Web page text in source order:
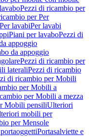
Pezzi di ricambio per
per Per
lavabiPer lavabi
Piani per lavaboPezzi di
appoggio
da appoggio
Pezzi di ricambio per
lateraliPezzi di ricambio
di ricambio per Mobili
per Mobili a
per Mobili a mezza
Mobili pensiliUlteriori
mobili per
per Mensole
Portasalviette e